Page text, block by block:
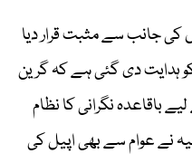
کی جانب سے مثبت قرار دیا
ہدایت دی گئی ہے کہ گرین
باقاعدہ نگرانی کا نظام
نے عوام سے بھی اپیل کی